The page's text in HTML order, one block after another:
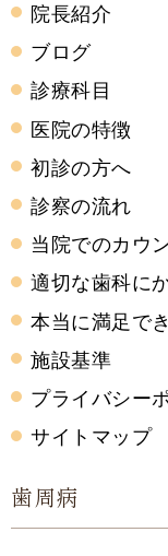
院長紹介
ブログ
診療科目
医院の特徴
初診の方へ
診察の流れ
当院でのカウ
適切な歯科に
本当に満足で
施設基準
プライバシー
サイトマップ
歯周病